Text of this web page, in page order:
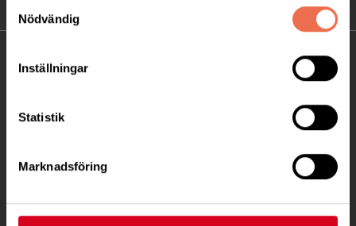
Nödvändig
Inställningar
Statistik
Marknadsföring
Fatbursgatan 19, 118 28 STOCKHOLM
Samma som besöksadress